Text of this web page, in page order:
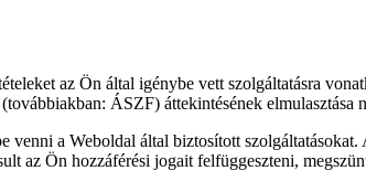
az Ön által igénybe vett szolgáltatásra
ÁSZF) áttekintésének elmulasztása
a Weboldal által biztosított
az Ön hozzáférési jogait felfüggeszteni,